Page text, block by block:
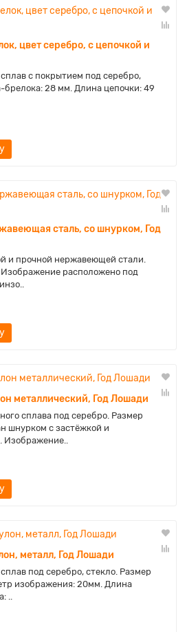
цвет серебро, с цепочкой и
с покрытием под серебро,
брелока: 28 мм. Длина цепочки: 49
сталь, со шнурком, Год
и прочной нержавеющей стали.
расположено под
металлический, Год Лошади
сплава под серебро. Размер
шнурком с застёжкой и
Изображение..
металл, Год Лошади
под серебро, стекло. Размер
изображения: 20мм. Длина
..